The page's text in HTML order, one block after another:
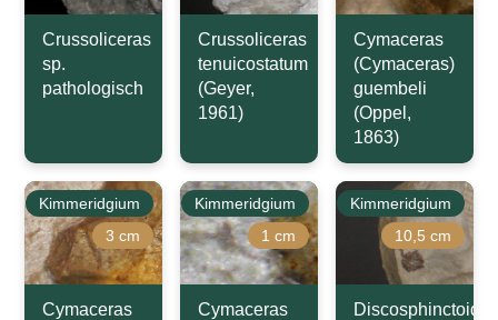
Crussoliceras
sp.
pathologisch
Crussoliceras
tenuicostatum
(Geyer,
1961)
Cymaceras
(Cymaceras)
guembeli
(Oppel,
1863)
Kimmeridgium
3 cm
Cymaceras
Kimmeridgium
1 cm
Cymaceras
Kimmeridgium
10,5 cm
Discosphinctoides